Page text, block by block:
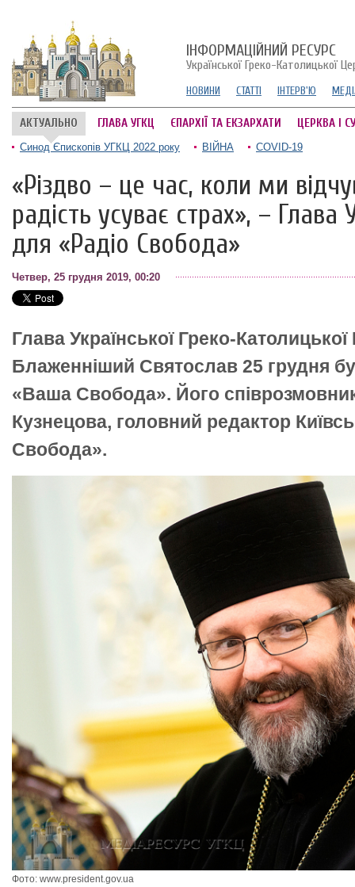
ІНФОРМАЦІЙНИЙ РЕСУРС
Української Греко-Католицької
НОВИНИ СТАТТІ ІНТЕРВ'Ю
АКТУАЛЬНО ГЛАВА УГКЦ ЄПАРХІЇ ТА ЕКЗАРХАТИ ЦЕРКВА І
Синод Єпископів УГКЦ 2022 року ВІЙНА COVID-19
«Різдво – це час, коли ми
радість усуває страх», – Глава
для «Радіо Свобода»
Четвер, 25 грудня 2019, 00:20
Глава Української Греко-
Блаженніший Святослав 25 грудня
«Ваша Свобода». Його
Кузнецова, головний редактор
Свобода».
Фото: www.president.gov.ua